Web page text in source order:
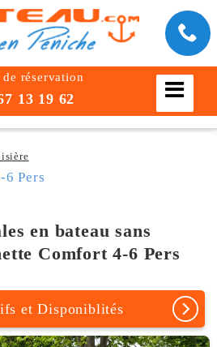
de réservation
13 19 62
Pers
en bateau sans
Comfort 4-6 Pers
et Disponiblités